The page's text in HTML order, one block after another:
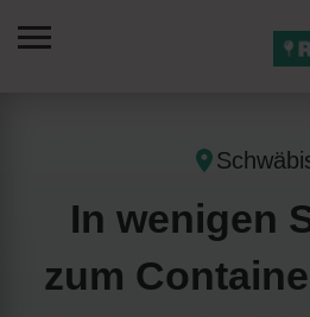
In wenigen
zum